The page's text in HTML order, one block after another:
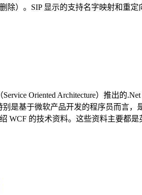
除）。SIP 显示的支持名字映射和重
Oriented Architecture）推出的
是基于微软产品开发的程序员而言
WCF 的技术资料。这些资料主要都是